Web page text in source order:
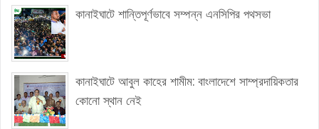
কানাইঘাটে শান্তিপূর্ণভাবে সম্পন্ন এনসিপির পথসভা
কানাইঘাটে আবুল কাহের শামীম: বাংলাদেশে সাম্প্রদায়িকতার
কোনো স্থান নেই